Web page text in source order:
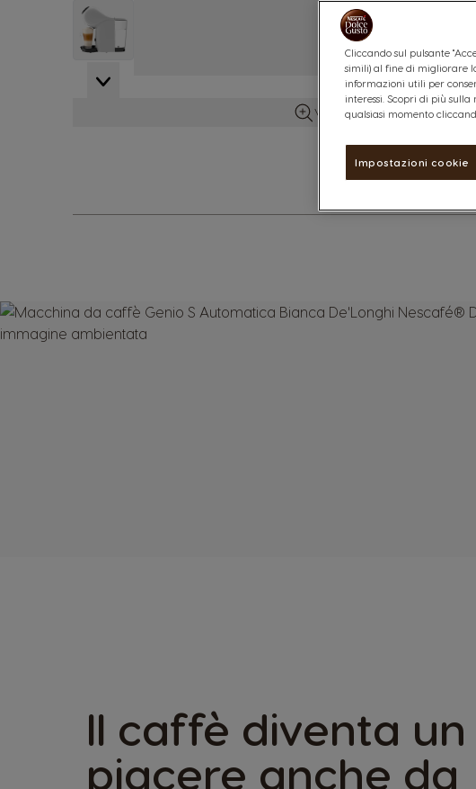
View larger image
View larger image
Vedi maggiori dettagli
Il caffè diventa un
piacere anche da
Cliccando sul pulsante
simili) al fine di migliorare
informazioni utili per
interessi. Scopri di più
qualsiasi momento
Impostazioni cookie